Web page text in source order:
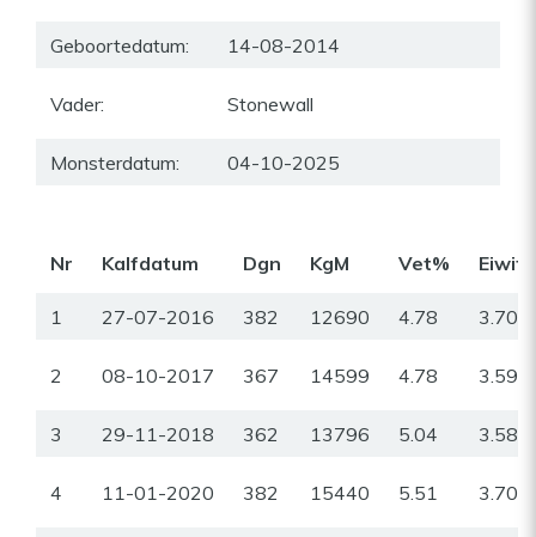
Geboortedatum: 14-08-2014
Vader: Stonewall
Monsterdatum: 04-10-2025
Nr Kalfdatum Dgn KgM Vet%
1 27-07-2016 382 12690 4.78 3.70
2 08-10-2017 367 14599 4.78 3.59
3 29-11-2018 362 13796 5.04 3.58
4 11-01-2020 382 15440 5.51 3.70